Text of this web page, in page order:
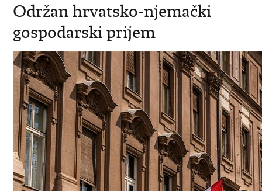
Održan hrvatsko-njemački
gospodarski prijem